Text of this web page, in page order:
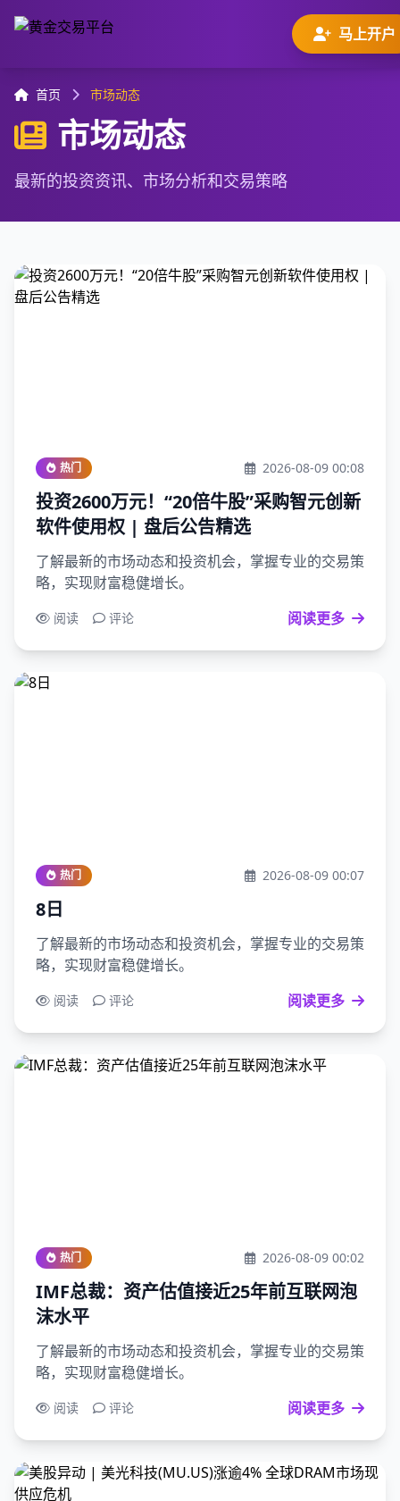
马上开户
首页 市场动态
市场动态
最新的投资资讯、市场分析和交易策略
热门 2026-08-09 00:08
投资2600万元！“20倍牛股”采购智元创新
软件使用权 | 盘后公告精选
了解最新的市场动态和投资机会，掌握专业的交易策
略，实现财富稳健增长。
阅读 评论 阅读更多
热门 2026-08-09 00:07
8日
了解最新的市场动态和投资机会，掌握专业的交易策
略，实现财富稳健增长。
阅读 评论 阅读更多
热门 2026-08-09 00:02
IMF总裁：资产估值接近25年前互联网泡
沫水平
了解最新的市场动态和投资机会，掌握专业的交易策
略，实现财富稳健增长。
阅读 评论 阅读更多